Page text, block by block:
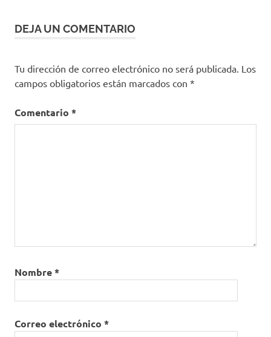
Medellín
preliminares
DEJA UN COMENTARIO
Tu dirección de correo electrónico no será publicada. Los
campos obligatorios están marcados con *
Comentario *
Nombre*
Correo electrónico *